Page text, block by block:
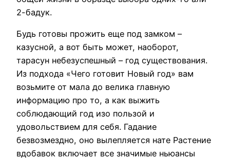
2-бадук.
Будь готовы прожить еще под замком –
казусной, а вот быть может, наоборот,
тарасун небезуспешный – год существования.
Из подхода «Чего готовит Новый год» вам
возьмите от мала до велика главную
информацию про то, а как выжить
соблюдающий год изо пользой и
удовольствием для себя. Гадание
безвозмездно, оно вылепляется нате Растение
вдобавок включает все значимые ньюансы